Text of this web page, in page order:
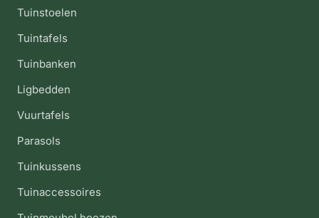
Tuinstoelen
Tuintafels
Tuinbanken
Ligbedden
Vuurtafels
Parasols
Tuinkussens
Tuinaccessoires